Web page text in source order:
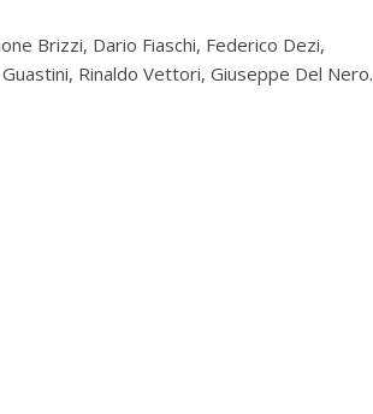
Brizzi, Dario Fiaschi, Federico Dezi,
Rinaldo Vettori, Giuseppe Del Nero.